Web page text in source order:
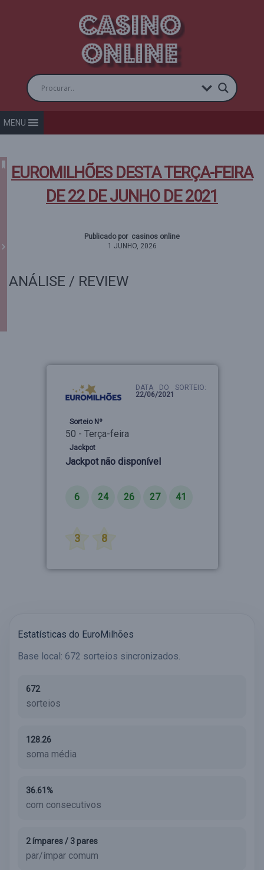
MENU
EUROMILHÕES DESTA TERÇA-FEIRA
DE 22 DE JUNHO DE 2021
Publicado por casinos online
1 JUNHO, 2026
ANÁLISE / REVIEW
DATA DO SORTEIO:
22/06/2021
Sorteio Nº
50 - Terça-feira
Jackpot
Jackpot não disponível
6 24 26 27 41
3 8
Estatísticas do EuroMilhões
Base local: 672 sorteios sincronizados.
672
sorteios
128.26
soma média
36.61%
com consecutivos
2 ímpares / 3 pares
par/ímpar comum